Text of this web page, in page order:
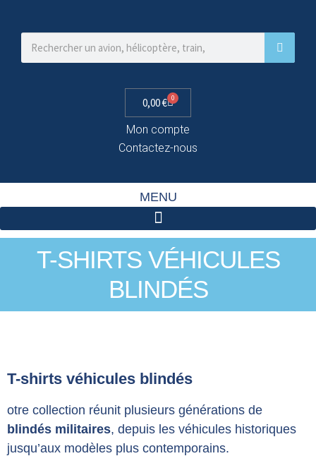
0,00€ 0
Mon compte
Contactez-nous
MENU
T-SHIRTS VÉHICULES
BLINDÉS
T-shirts véhicules blindés
otre collection réunit plusieurs générations de
blindés militaires, depuis les véhicules historiques
jusqu’aux modèles plus contemporains.